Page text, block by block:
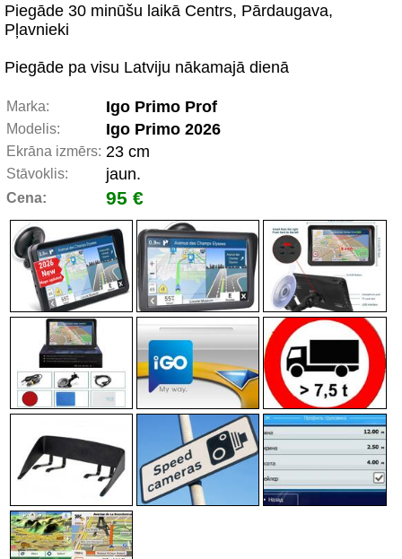
Piegāde 30 minūšu laikā Centrs, Pārdaugava,
Pļavnieki
Piegāde pa visu Latviju nākamajā dienā
Marka: Igo Primo Prof
Modelis: Igo Primo 2026
Ekrāna izmērs: 23 сm
Stāvoklis: jaun.
Cena: 95 €